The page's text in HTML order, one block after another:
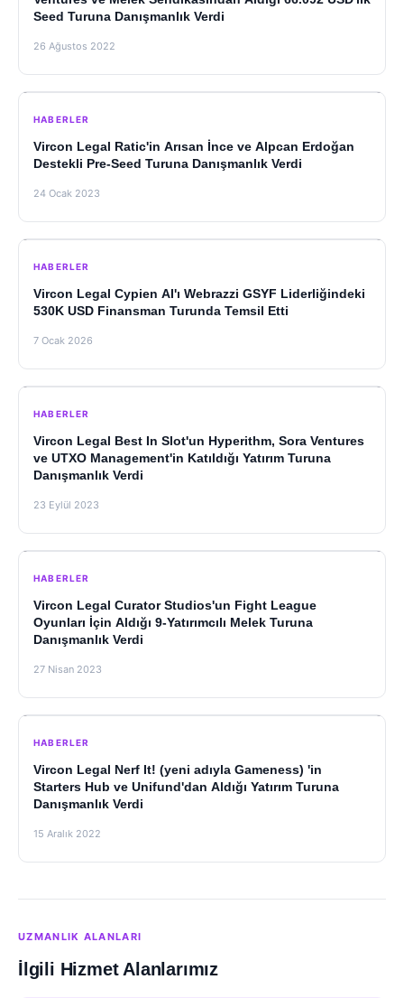
Seed Turuna Danışmanlık Verdi
26 Ağustos 2022
HABERLER
Vircon Legal Ratic'in Arısan İnce ve Alpcan Erdoğan
Destekli Pre-Seed Turuna Danışmanlık Verdi
24 Ocak 2023
HABERLER
Vircon Legal Cypien AI'ı Webrazzi GSYF Liderliğindeki
530K USD Finansman Turunda Temsil Etti
7 Ocak 2026
HABERLER
Vircon Legal Best In Slot'un Hyperithm, Sora Ventures
ve UTXO Management'in Katıldığı Yatırım Turuna
Danışmanlık Verdi
23 Eylül 2023
HABERLER
Vircon Legal Curator Studios'un Fight League
Oyunları İçin Aldığı 9-Yatırımcılı Melek Turuna
Danışmanlık Verdi
27 Nisan 2023
HABERLER
Vircon Legal Nerf It! (yeni adıyla Gameness) 'in
Starters Hub ve Unifund'dan Aldığı Yatırım Turuna
Danışmanlık Verdi
15 Aralık 2022
UZMANLIK ALANLARI
İlgili Hizmet Alanlarımız